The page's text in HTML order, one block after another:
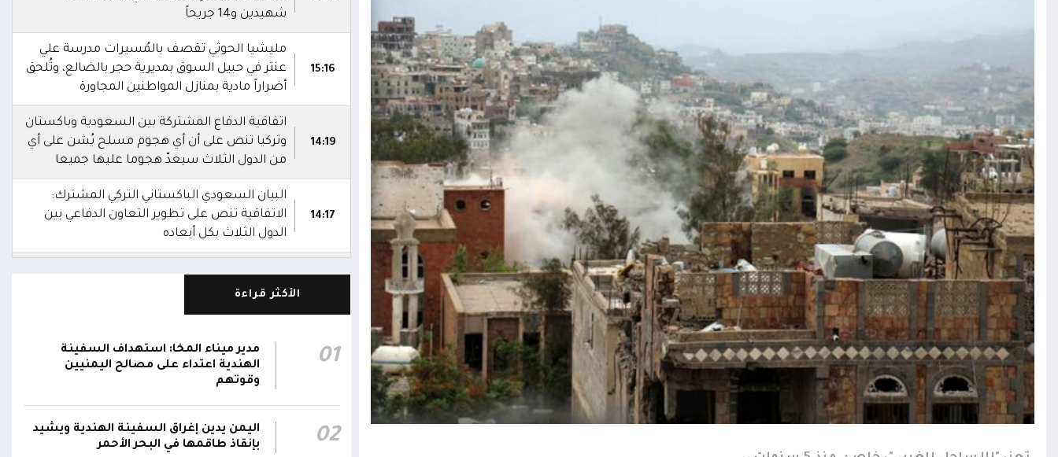
شهيدين و14 جريحاً
15:16
مليشيا الحوثي تقصف بالمُسيرات مدرسة علي
عنتر في حبيل السوق بمديرية حجر بالضالع، وتُلحق
أضراراً مادية بمنازل المواطنين المجاورة
14:19
اتفاقية الدفاع المشتركة بين السعودية وباكستان
وتركيا تنص على أن أي هجوم مسلح يُشن على أي
من الدول الثلاث سيعدّ هجوما عليها جميعا
14:17
البيان السعودي الباكستاني التركي المشترك:
الاتفاقية تنص على تطوير التعاون الدفاعي بين
الدول الثلاث بكل أبعاده
مشترك
بمُسيرة حوثية استهدف مواقع عسكرية لقوات
دفاع شبوة في حريب جنوبي مأرب
12:02
صاروخ حوثي يستهدف مخيماً للنازحين في مأرب
الأكثر قراءة
01
مدير ميناء المخا: استهداف السفينة
الهندية اعتداء على مصالح اليمنيين
وقوتهم
02
اليمن يدين إغراق السفينة الهندية ويشيد
بإنقاذ طاقمها في البحر الأحمر